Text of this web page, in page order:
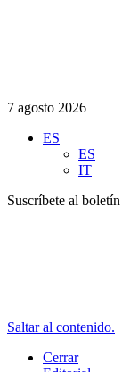
7 agosto 2026
ES
ES
IT
Suscríbete al boletín
Saltar al contenido.
Cerrar